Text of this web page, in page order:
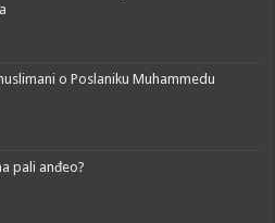
o Poslaniku Muhammedu
pali anđeo?